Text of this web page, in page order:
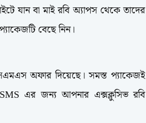
যান বা মাই রবি অ্যাপস থেকে তাদের
বেছে নিন।
অফার দিয়েছে। সমস্ত প্যাকেজই
এর জন্য আপনার এক্সক্লুসিভ রবি